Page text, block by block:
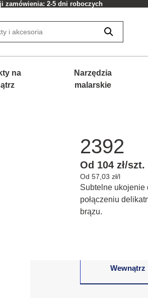
zamówienia: 2-5 dni roboczych
na
Narzędzia
malarskie
2392
Od 104 zł/szt.
Od 57,03 zł/l
Subtelne ukojenie
połączeniu
brązu.
Wewnątrz